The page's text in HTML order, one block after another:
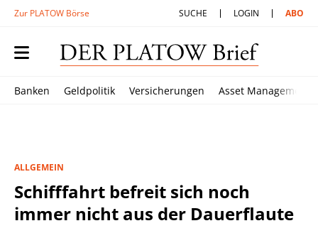
Zur PLATOW Börse SUCHE LOGIN ABO
Banken Geldpolitik Versicherungen Asset Management
ALLGEMEIN
Schifffahrt befreit sich noch
immer nicht aus der Dauerflaute